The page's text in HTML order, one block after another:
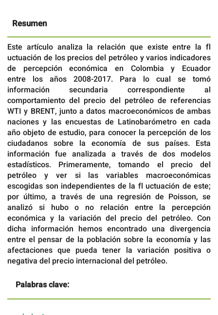
Resumen
Este artículo analiza la relación que existe entre la fl
uctuación de los precios del petróleo y varios indicadores
de percepción económica en Colombia y Ecuador
entre los años 2008-2017. Para lo cual se tomó
información secundaria correspondiente al
comportamiento del precio del petróleo de referencias
WTI y BRENT, junto a datos macroeconómicos de ambas
naciones y las encuestas de Latinobarómetro en cada
año objeto de estudio, para conocer la percepción de los
ciudadanos sobre la economía de sus países. Esta
información fue analizada a través de dos modelos
estadísticos. Primeramente, tomando el precio del
petróleo y ver si las variables macroeconómicas
escogidas son independientes de la fl uctuación de este;
por último, a través de una regresión de Poisson, se
analizó si hubo o no relación entre la percepción
económica y la variación del precio del petróleo. Con
dicha información hemos encontrado una divergencia
entre el pensar de la población sobre la economía y las
afectaciones que pueda tener la variación positiva o
negativa del precio internacional del petróleo.
Palabras clave: